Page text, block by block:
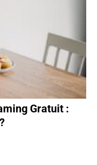
Gratuit :